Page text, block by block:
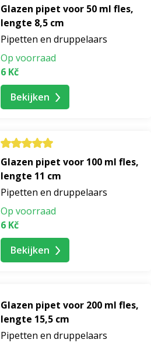
Glazen pipet voor 50 ml fles,
lengte 8,5 cm
Pipetten en druppelaars
Op voorraad
6 Kč
Bekijken
Glazen pipet voor 100 ml fles,
lengte 11 cm
Pipetten en druppelaars
Op voorraad
6 Kč
Bekijken
Glazen pipet voor 200 ml fles,
lengte 15,5 cm
Pipetten en druppelaars